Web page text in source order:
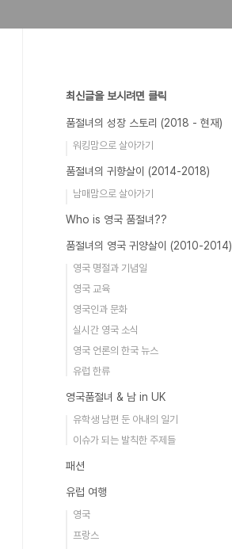
최신글을 보시려면 클릭
품절녀의 성장 스토리 (2018 - 현재)
워킹맘으로 살아가기
품절녀의 귀향살이 (2014-2018)
남매맘으로 살아가기
Who is 영국 품절녀??
품절녀의 영국 귀양살이 (2010-2014)
영국 명절과 기념일
영국 교육
영국인과 문화
실시간 영국 소식
영국 언론의 한국 뉴스
유럽 한류
영국품절녀 & 남 in UK
유학생 남편 둔 아내의 일기
이슈가 되는 발칙한 주제들
패션
유럽 여행
영국
프랑스